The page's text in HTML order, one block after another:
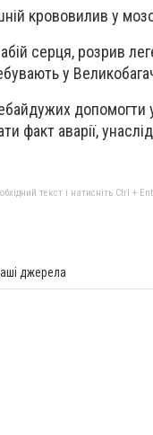
крововилив у
серця, розрив
у
допомогти
факт аварії,
текст і натисніть Ctrl +
джерела